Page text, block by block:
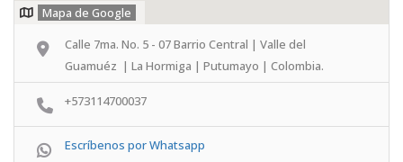
Mapa de Google
Calle 7ma. No. 5 - 07 Barrio Central | Valle del
Guamuéz | La Hormiga | Putumayo | Colombia.
+573114700037
Escríbenos por Whatsapp